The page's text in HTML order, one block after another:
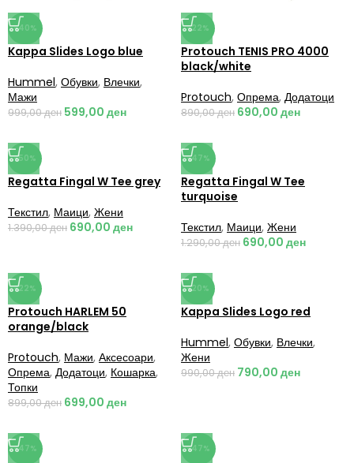
-40%
Kappa Slides Logo blue
Hummel, Обувки, Влечки,
Мажи
999,00ден 599,00 ден
-22%
Protouch TENIS PRO 4000
black/white
Protouch, Опрема, Додатоци
890,00ден 690,00 ден
-50%
Regatta Fingal W Tee grey
Текстил, Маици, Жени
1.390,00ден 690,00 ден
-47%
Regatta Fingal W Tee
turquoise
Текстил, Маици, Жени
1.290,00ден 690,00 ден
-22%
Protouch HARLEM 50
orange/black
Protouch, Мажи, Аксесоари,
Опрема, Додатоци, Кошарка,
Топки
899,00ден 699,00 ден
-20%
Kappa Slides Logo red
Hummel, Обувки, Влечки,
Жени
990,00ден 790,00 ден
-47% -47%